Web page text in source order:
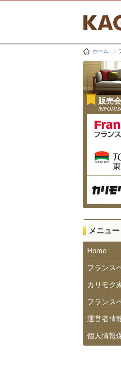
ホーム
販売
メニュー
Home
フランス
カリモク
フランス
運営者情
個人情報